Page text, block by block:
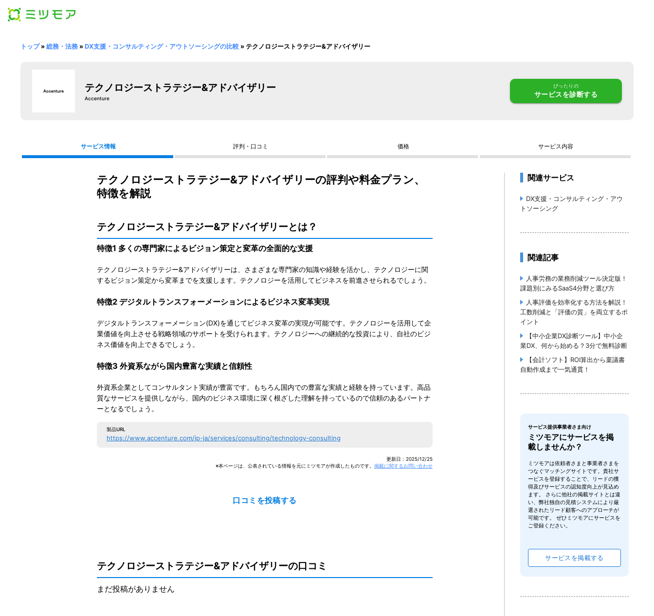
トップ»総務・法務»DX支援・コンサルティング・アウトソーシングの比較»テクノロジーストラテジー&アドバイザリー
テクノロジーストラテジー&アドバイザリー
Accenture
ぴったりの
サービスを診断する
サービス情報 評判・口コミ 価格 サービス内容
テクノロジーストラテジー&アドバイザリーの評判や料金プラン、
特徴を解説
テクノロジーストラテジー&アドバイザリーとは？
特徴1 多くの専門家によるビジョン策定と変革の全面的な支援
テクノロジーストラテジー&アドバイザリーは、さまざまな専門家の知識や経験を活かし、テクノロジーに関
するビジョン策定から変革までを支援します。テクノロジーを活用してビジネスを前進させられるでしょう。
特徴2 デジタルトランスフォーメーションによるビジネス変革実現
デジタルトランスフォーメーション(DX)を通じてビジネス変革の実現が可能です。テクノロジーを活用して企
業価値を向上させる戦略領域のサポートを受けられます。テクノロジーへの継続的な投資により、自社のビジ
ネス価値を向上できるでしょう。
特徴3 外資系ながら国内豊富な実績と信頼性
外資系企業としてコンサルタント実績が豊富です。もちろん国内での豊富な実績と経験を持っています。高品
質なサービスを提供しながら、国内のビジネス環境に深く根ざした理解を持っているので信頼のあるパートナ
ーとなるでしょう。
製品URL
https://www.accenture.com/jp-ja/services/consulting/technology-consulting
更新日： 2025/12/25
※本ページは、公表されている情報を元にミツモアが作成したものです。 掲載に関するお問い合わせ
口コミを投稿する
テクノロジーストラテジー&アドバイザリーの口コミ
まだ投稿がありません
関連サービス
DX支援・コンサルティング・アウ
トソーシング
関連記事
人事労務の業務削減ツール決定版！
課題別にみるSaaS4分野と選び方
人事評価を効率化する方法を解説！
工数削減と「評価の質」を両立するポ
イント
【中小企業DX診断ツール】中小企
業DX、何から始める？3分で無料診断
【会計ソフト】ROI算出から稟議書
自動作成まで一気通貫！
サービス提供事業者さま向け
ミツモアにサービスを掲
載しませんか？
ミツモアは依頼者さまと事業者さまを
つなぐマッチングサイトです。貴社サ
ービスを登録することで、リードの獲
得及びサービスの認知度向上が見込め
ます。 さらに他社の掲載サイトとは違
い、弊社独自の見積システムにより厳
選されたリード顧客へのアプローチが
可能です。 ぜひミツモアにサービスを
ご登録ください。
サービスを掲載する